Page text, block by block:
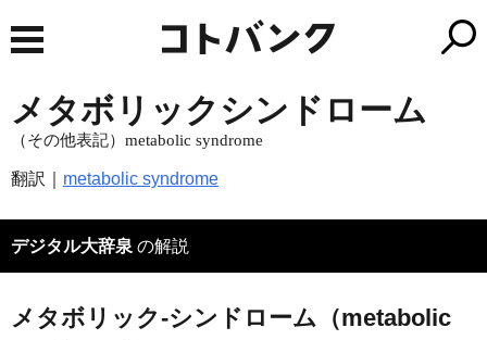
メタボリックシンドローム
（その他表記）metabolic syndrome
翻訳｜ metabolic syndrome
デジタル大辞泉 の解説
メタボリック‐シンドローム（metabolic